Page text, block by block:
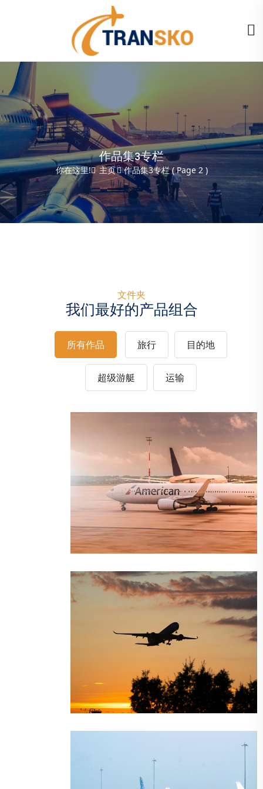
作品集3专栏
你在这里! 主页 作品集3专栏( Page 2 )
文件夹
我们最好的产品组合
所有作品 旅行 目的地
超级游艇 运输
130英尺韦斯特波特超车
目的地
计划变更意味着
目的地 运输
失败并不意味着你
超级游艇